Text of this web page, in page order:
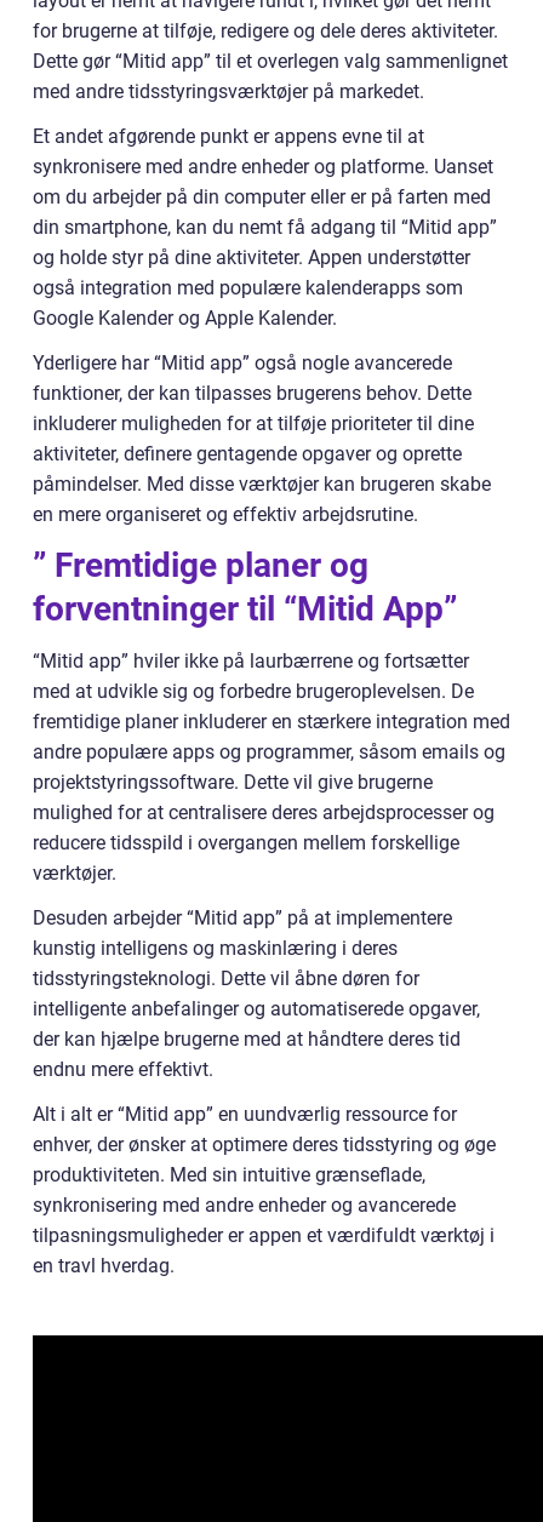
for brugerne at tilføje, redigere og dele deres aktiviteter.
Dette gør “Mitid app” til et overlegen valg sammenlignet
med andre tidsstyringsværktøjer på markedet.
Et andet afgørende punkt er appens evne til at
synkronisere med andre enheder og platforme. Uanset
om du arbejder på din computer eller er på farten med
din smartphone, kan du nemt få adgang til “Mitid app”
og holde styr på dine aktiviteter. Appen understøtter
også integration med populære kalenderapps som
Google Kalender og Apple Kalender.
Yderligere har “Mitid app” også nogle avancerede
funktioner, der kan tilpasses brugerens behov. Dette
inkluderer muligheden for at tilføje prioriteter til dine
aktiviteter, definere gentagende opgaver og oprette
påmindelser. Med disse værktøjer kan brugeren skabe
en mere organiseret og effektiv arbejdsrutine.
” Fremtidige planer og
forventninger til “Mitid App”
“Mitid app” hviler ikke på laurbærrene og fortsætter
med at udvikle sig og forbedre brugeroplevelsen. De
fremtidige planer inkluderer en stærkere integration med
andre populære apps og programmer, såsom emails og
projektstyringssoftware. Dette vil give brugerne
mulighed for at centralisere deres arbejdsprocesser og
reducere tidsspild i overgangen mellem forskellige
værktøjer.
Desuden arbejder “Mitid app” på at implementere
kunstig intelligens og maskinlæring i deres
tidsstyringsteknologi. Dette vil åbne døren for
intelligente anbefalinger og automatiserede opgaver,
der kan hjælpe brugerne med at håndtere deres tid
endnu mere effektivt.
Alt i alt er “Mitid app” en uundværlig ressource for
enhver, der ønsker at optimere deres tidsstyring og øge
produktiviteten. Med sin intuitive grænseflade,
synkronisering med andre enheder og avancerede
tilpasningsmuligheder er appen et værdifuldt værktøj i
en travl hverdag.